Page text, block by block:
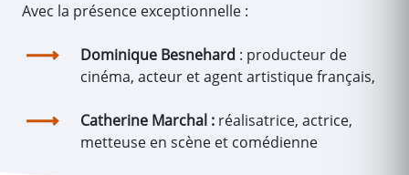
Avec la présence exceptionnelle :
Dominique Besnehard : producteur de
cinéma, acteur et agent artistique français,
Catherine Marchal : réalisatrice, actrice,
metteuse en scène et comédienne